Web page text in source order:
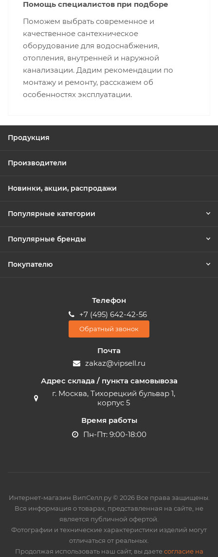
Помощь специалистов при подборе
Поможем выбрать современное и
качественное сантехническое
оборудование для водоснабжения,
отопления, внутренней и наружной
канализации. Дадим рекомендации по
монтажу и ремонту, расскажем об
особенностях эксплуатации.
Продукция
Производители
Новинки, акции, распродажи
Популярные категории
Популярные бренды
Покупателю
Телефон
+7 (495) 642-42-56
Обратный звонок
Почта
zakaz@vipsell.ru
Адрес склада / пункта самовывоза
г. Москва, Тихорецкий бульвар 1,
корпус 5
Время работы
Пн-Пт: 9:00-18:00
Интернет-магазин ВипСелл.ру © 2026 Все права защищены.
Вся информация о товарах, представленная на сайте, не
является публичной офертой.
Фотографии и технические характеристики изделий могут
отличаться от реальных.
Продолжая использовать наш сайт, вы даетесогласие на